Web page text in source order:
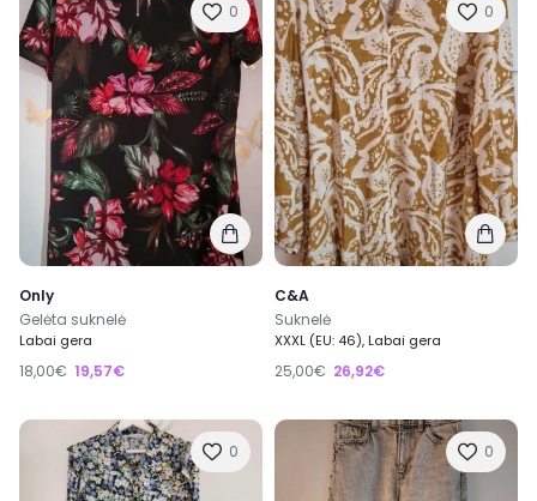
0
Only
Gelėta suknelė
Labai gera
18,00€ 19,57€
0
C&A
Suknelė
XXXL (EU: 46), Labai gera
25,00€ 26,92€
0 0